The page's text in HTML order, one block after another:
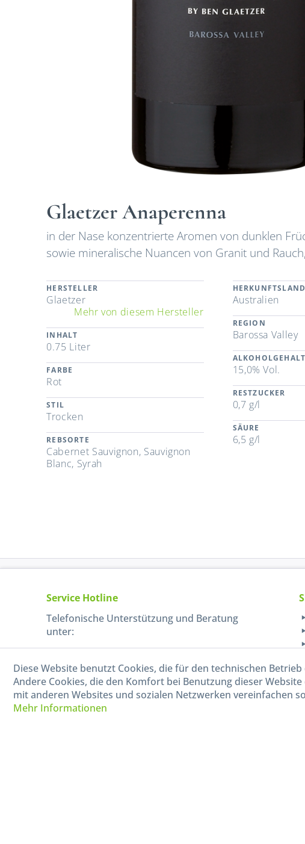
Glaetzer Anaperenna
in der Nase konzentrierte Aromen von dunklen
sowie mineralische Nuancen von Granit und
HERSTELLER
Glaetzer
Mehr von diesem Hersteller
INHALT
0.75 Liter
FARBE
Rot
STIL
Trocken
REBSORTE
Cabernet Sauvignon, Sauvignon
Blanc, Syrah
HERKUNFTSLAND
Australien
REGION
Barossa Valley
ALKOHOLGEHALT
15,0% Vol.
RESTZUCKER
0,7 g/l
SÄURE
6,5 g/l
Service Hotline
Telefonische Unterstützung und Beratung
unter:
040-880 99 770
Mo-Fr, 09:00 - 15:00 Uhr
Diese Website benutzt Cookies, die für den technischen
Andere Cookies, die den Komfort bei Benutzung dieser
mit anderen Websites und sozialen Netzwerken vereinfachen
Mehr Informationen